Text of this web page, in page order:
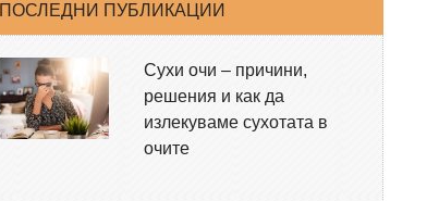
ПОСЛЕДНИ ПУБЛИКАЦИИ
Сухи очи – причини,
решения и как да
излекуваме сухотата в
очите